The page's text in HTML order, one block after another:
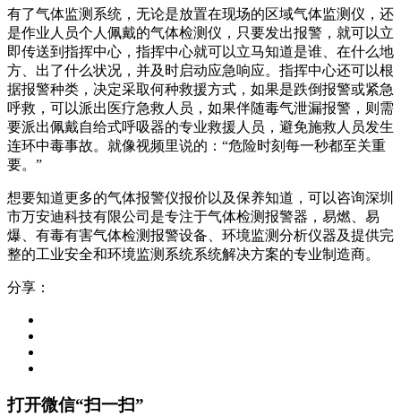
有了气体监测系统，无论是放置在现场的区域气体监测仪，还
是作业人员个人佩戴的气体检测仪，只要发出报警，就可以立
即传送到指挥中心，指挥中心就可以立马知道是谁、在什么地
方、出了什么状况，并及时启动应急响应。指挥中心还可以根
据报警种类，决定采取何种救援方式，如果是跌倒报警或紧急
呼救，可以派出医疗急救人员，如果伴随毒气泄漏报警，则需
要派出佩戴自给式呼吸器的专业救援人员，避免施救人员发生
连环中毒事故。就像视频里说的：“危险时刻每一秒都至关重
要。”
想要知道更多的气体报警仪报价以及保养知道，可以咨询深圳
市万安迪科技有限公司是专注于气体检测报警器，易燃、易
爆、有毒有害气体检测报警设备、环境监测分析仪器及提供完
整的工业安全和环境监测系统系统解决方案的专业制造商。
分享：
打开微信“扫一扫”